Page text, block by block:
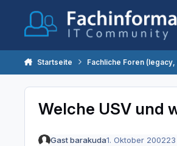
Startseite Fachliche Foren
Welche USV und
Gast barakuda1. Oktober 200223